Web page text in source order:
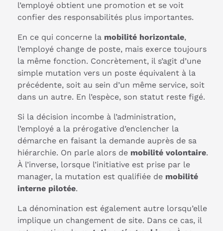
l’employé obtient une promotion et se voit
confier des responsabilités plus importantes.
En ce qui concerne la mobilité horizontale,
l’employé change de poste, mais exerce toujours
la même fonction. Concrètement, il s’agit d’une
simple mutation vers un poste équivalent à la
précédente, soit au sein d’un même service, soit
dans un autre. En l’espèce, son statut reste figé.
Si la décision incombe à l’administration,
l’employé a la prérogative d’enclencher la
démarche en faisant la demande auprès de sa
hiérarchie. On parle alors de mobilité volontaire.
À l’inverse, lorsque l’initiative est prise par le
manager, la mutation est qualifiée de mobilité
interne pilotée.
La dénomination est également autre lorsqu’elle
implique un changement de site. Dans ce cas, il